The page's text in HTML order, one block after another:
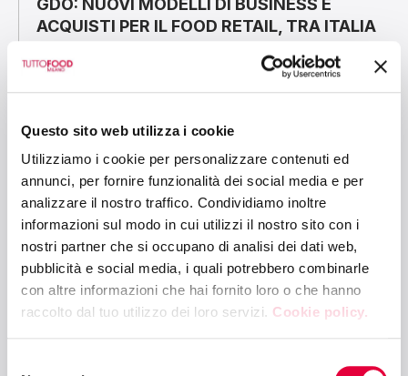
Questo sito web utilizza i cookie
Utilizziamo i cookie per personalizzare contenuti ed
annunci, per fornire funzionalità dei social media e per
analizzare il nostro traffico. Condividiamo inoltre
informazioni sul modo in cui utilizzi il nostro sito con i
nostri partner che si occupano di analisi dei dati web,
pubblicità e social media, i quali potrebbero combinarle
con altre informazioni che hai fornito loro o che hanno
raccolto dal tuo utilizzo dei loro servizi. Cookie policy.
GDO: NUOVI MODELLI DI BUSINESS E
ACQUISTI PER IL FOOD RETAIL, TRA ITALIA
MIXOLOGY ARENA - PAD. 6
SIAMO TUTTI A RISCHIO BURNOUT
MIXOLOGY ARENA - PAD. 6
IL RUOLO DEL CAFFE' NELLA MIXOLOGY
MODERNA, 0 ACOHOL & CLASSIC